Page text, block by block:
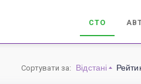
СТО
Сортувати за: Відстані